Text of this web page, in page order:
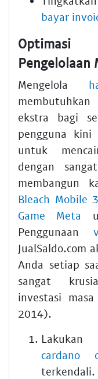
bayar
Pengelolaan
Mengelola
ekstra bagi
pengguna
untuk
dengan
membangun
Bleach Mobile
Game Meta
Penggunaan
JualSaldo.com
Anda setiap
sangat
investasi
2014).
Lakukan
cardano
terkendali.